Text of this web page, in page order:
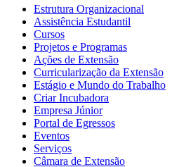
Estrutura Organizacional
Assistência Estudantil
Cursos
Projetos e Programas
Ações de Extensão
Curricularização da Extensão
Estágio e Mundo do Trabalho
Criar Incubadora
Empresa Júnior
Portal de Egressos
Eventos
Serviços
Câmara de Extensão